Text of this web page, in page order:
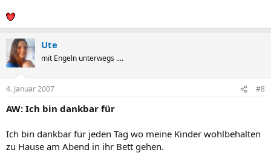
Ute
mit Engeln unterwegs ....
4. Januar 2007 #8
AW: Ich bin dankbar für
Ich bin dankbar für jeden Tag wo meine Kinder wohlbehalten
zu Hause am Abend in ihr Bett gehen.